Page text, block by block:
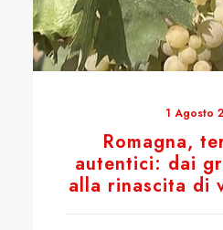
1 Agosto
Romagna,
autentici: dai
alla rinascita di